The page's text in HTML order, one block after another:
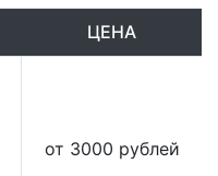
ЦЕНА
от 3000 рублей